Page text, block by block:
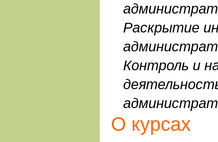
Раскрытие
Контроль и
О курсах